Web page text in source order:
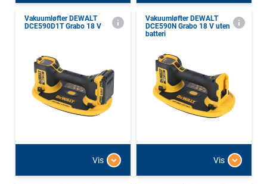
Vakuumløfter DEWALT
DCE590D1T Grabo 18 V
Vis
Vakuumløfter DEWALT
DCE590N Grabo 18 V uten
batteri
Vis